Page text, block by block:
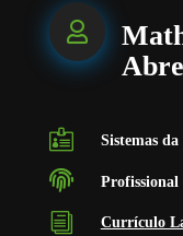

 Sistemas
 Profissional
i Currículo